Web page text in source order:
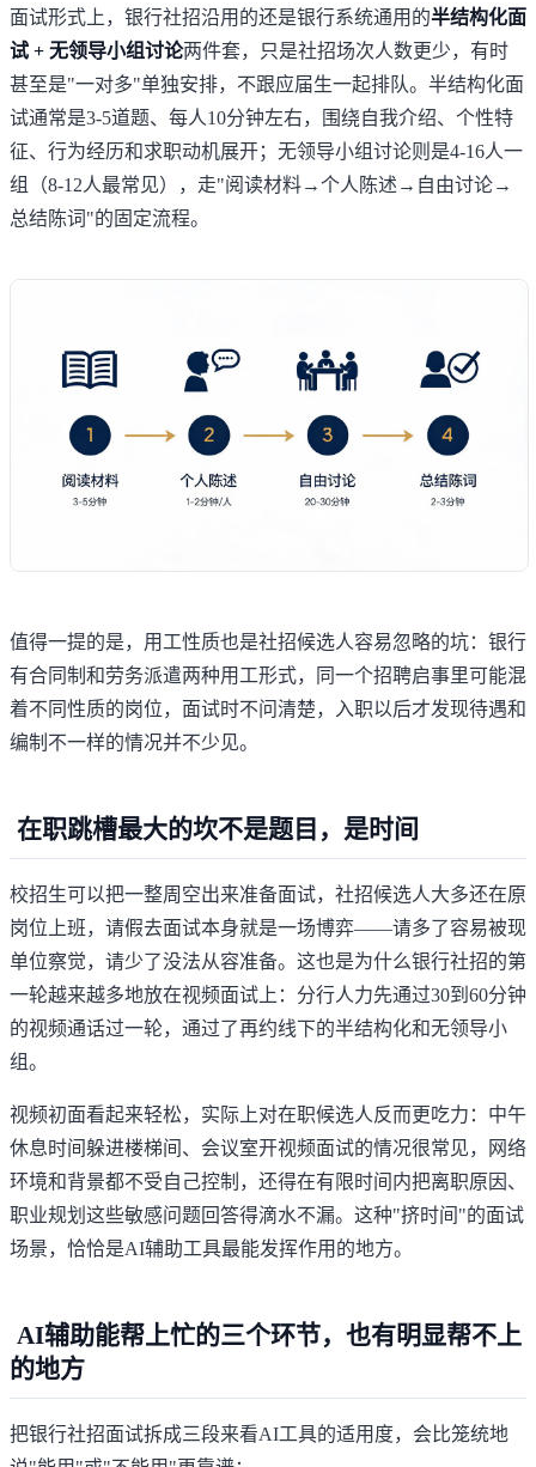
面试形式上，银行社招沿用的还是银行系统通用的半结构化面
试 + 无领导小组讨论两件套，只是社招场次人数更少，有时
甚至是"一对多"单独安排，不跟应届生一起排队。半结构化面
试通常是3-5道题、每人10分钟左右，围绕自我介绍、个性特
征、行为经历和求职动机展开；无领导小组讨论则是4-16人一
组（8-12人最常见），走"阅读材料→个人陈述→自由讨论→
总结陈词"的固定流程。
值得一提的是，用工性质也是社招候选人容易忽略的坑：银行
有合同制和劳务派遣两种用工形式，同一个招聘启事里可能混
着不同性质的岗位，面试时不问清楚，入职以后才发现待遇和
编制不一样的情况并不少见。
在职跳槽最大的坎不是题目，是时间
校招生可以把一整周空出来准备面试，社招候选人大多还在原
岗位上班，请假去面试本身就是一场博弈——请多了容易被现
单位察觉，请少了没法从容准备。这也是为什么银行社招的第
一轮越来越多地放在视频面试上：分行人力先通过30到60分钟
的视频通话过一轮，通过了再约线下的半结构化和无领导小
组。
视频初面看起来轻松，实际上对在职候选人反而更吃力：中午
休息时间躲进楼梯间、会议室开视频面试的情况很常见，网络
环境和背景都不受自己控制，还得在有限时间内把离职原因、
职业规划这些敏感问题回答得滴水不漏。这种"挤时间"的面试
场景，恰恰是AI辅助工具最能发挥作用的地方。
AI辅助能帮上忙的三个环节，也有明显帮不上
的地方
把银行社招面试拆成三段来看AI工具的适用度，会比笼统地